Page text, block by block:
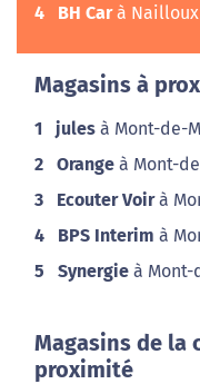
4 BH Carà Nailloux
Magasins à
1 jules à Mont-de-
2 Orange à Mont-
3 Ecouter Voirà
4 BPS Interim à
5 Synergie à Mont-
Magasins de la
proximité